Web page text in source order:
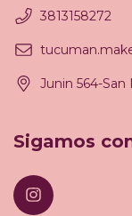
3813158272
Junin 564-
Sigamos